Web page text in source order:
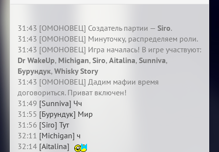
31:43 [ОМОНОВЕЦ] Создатель партии — Siro.
31:43 [ОМОНОВЕЦ] Минуточку, распределяем роли.
31:43 [ОМОНОВЕЦ] Игра началась! В игре участвуют:
Dr WakeUp, Michigan, Siro, Aitalina, Sunniva,
Бурундук, Whisky Story
31:43 [ОМОНОВЕЦ] Дадим мафии время
договориться. Приват включен!
31:49 [Sunniva] Чч
31:55 [Бурундук] Мир
31:56 [Siro] Тут
32:11 [Michigan] ч
32:14 [Aitalina]